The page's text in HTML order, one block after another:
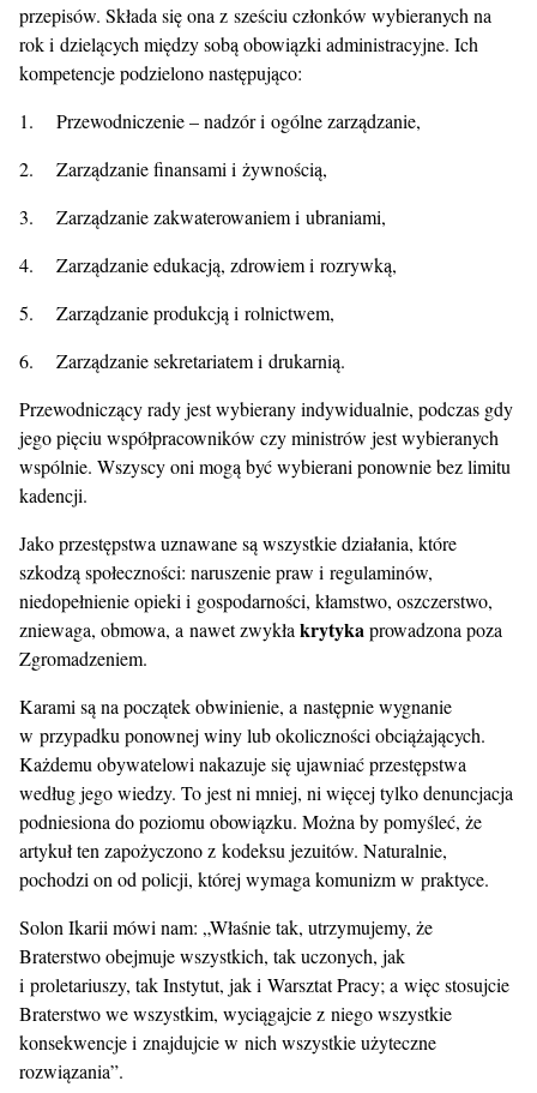
przepisów. Składa się ona z sześciu członków wybieranych na
rok i dzielących między sobą obowiązki administracyjne. Ich
kompetencje podzielono następująco:
1. Przewodniczenie – nadzór i ogólne zarządzanie,
2. Zarządzanie finansami i żywnością,
3. Zarządzanie zakwaterowaniem i ubraniami,
4. Zarządzanie edukacją, zdrowiem i rozrywką,
5. Zarządzanie produkcją i rolnictwem,
6. Zarządzanie sekretariatem i drukarnią.
Przewodniczący rady jest wybierany indywidualnie, podczas gdy
jego pięciu współpracowników czy ministrów jest wybieranych
wspólnie. Wszyscy oni mogą być wybierani ponownie bez limitu
kadencji.
Jako przestępstwa uznawane są wszystkie działania, które
szkodzą społeczności: naruszenie praw i regulaminów,
niedopełnienie opieki i gospodarności, kłamstwo, oszczerstwo,
zniewaga, obmowa, a nawet zwykła krytykaprowadzona poza
Zgromadzeniem.
Karami są na początek obwinienie, a następnie wygnanie
w przypadku ponownej winy lub okoliczności obciążających.
Każdemu obywatelowi nakazuje się ujawniać przestępstwa
według jego wiedzy. To jest ni mniej, ni więcej tylko denuncjacja
podniesiona do poziomu obowiązku. Można by pomyśleć, że
artykuł ten zapożyczono z kodeksu jezuitów. Naturalnie,
pochodzi on od policji, której wymaga komunizm w praktyce.
Solon Ikarii mówi nam: „Właśnie tak, utrzymujemy, że
Braterstwo obejmuje wszystkich, tak uczonych, jak
i proletariuszy, tak Instytut, jak i Warsztat Pracy; a więc stosujcie
Braterstwo we wszystkim, wyciągajcie z niego wszystkie
konsekwencje i znajdujcie w nich wszystkie użyteczne
rozwiązania”.